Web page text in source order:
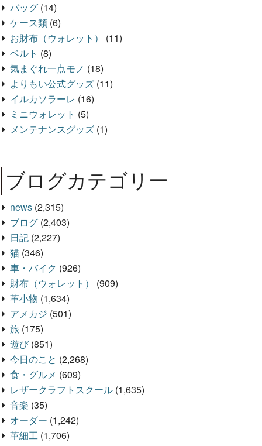
バッグ (14)
ケース類 (6)
お財布（ウォレット）
(11)
ベルト (8)
気まぐれ一点モノ (18)
よりもい公式グッズ (11)
イルカソラーレ (16)
ミニウォレット (5)
メンテナンスグッズ (1)
ブログカテゴリー
news (2,315)
ブログ (2,403)
日記 (2,227)
猫 (346)
車・バイク (926)
財布（ウォレット）
(909)
革小物 (1,634)
アメカジ (501)
旅 (175)
遊び(851)
今日のこと (2,268)
食・グルメ (609)
レザークラフトスクール (1,635)
音楽 (35)
オーダー (1,242)
革細工 (1,706)